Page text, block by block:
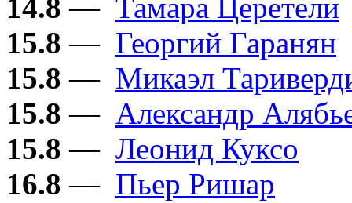
14.8 — Тамара Церетели
15.8 — Георгий Гаранян
15.8 — Микаэл
15.8 — Александр
15.8 — Леонид Куксо
16.8 — Пьер Ришар